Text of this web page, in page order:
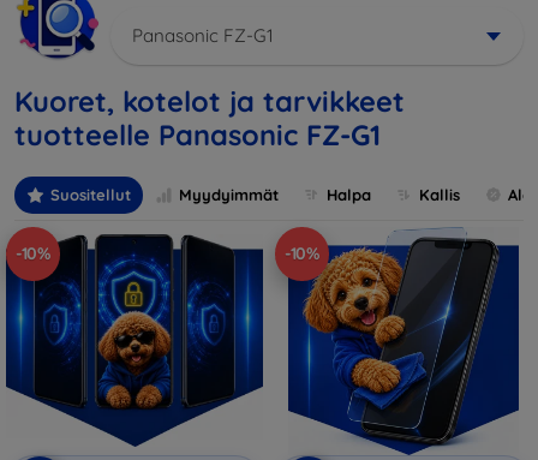
Panasonic FZ-G1
Kuoret, kotelot ja tarvikkeet
tuotteelle Panasonic FZ-G1
Suositellut Myydyimmät Halpa Kallis
-10% -10%